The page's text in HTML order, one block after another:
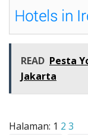
READ Pesta
Jakarta
Halaman: 1 2 3